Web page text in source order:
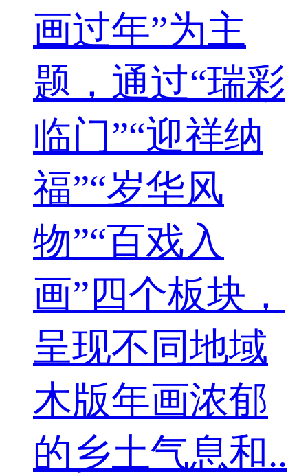
画过年”为主
题，通过“瑞彩
临门”“迎祥纳
福”“岁华风
物”“百戏入
画”四个板块，
呈现不同地域
木版年画浓郁
的乡土气息和..